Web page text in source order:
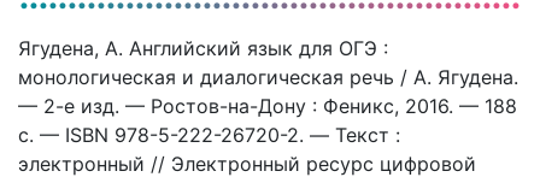
Ягудена, А. Английский язык для ОГЭ :
монологическая и диалогическая речь / А. Ягудена.
— 2-е изд. — Ростов-на-Дону : Феникс, 2016. — 188
c. — ISBN 978-5-222-26720-2. — Текст :
электронный // Электронный ресурс цифровой